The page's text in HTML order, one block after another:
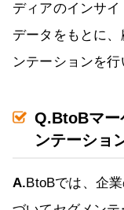
ディアのインサ
データをもとに
ンテーションを行
Q.BtoBマー
ンテーショ
A. BtoBでは、企